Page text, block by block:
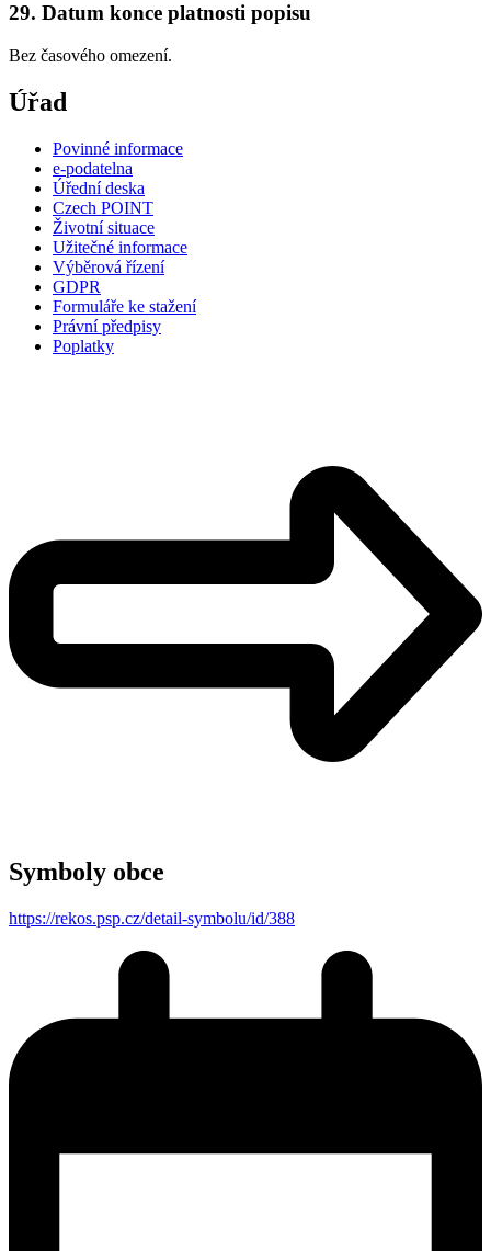
29. Datum konce platnosti popisu
Bez časového omezení.
Úřad
Povinné informace
e-podatelna
Úřední deska
Czech POINT
Životní situace
Užitečné informace
Výběrová řízení
GDPR
Formuláře ke stažení
Právní předpisy
Poplatky
Symboly obce
https://rekos.psp.cz/detail-symbolu/id/388